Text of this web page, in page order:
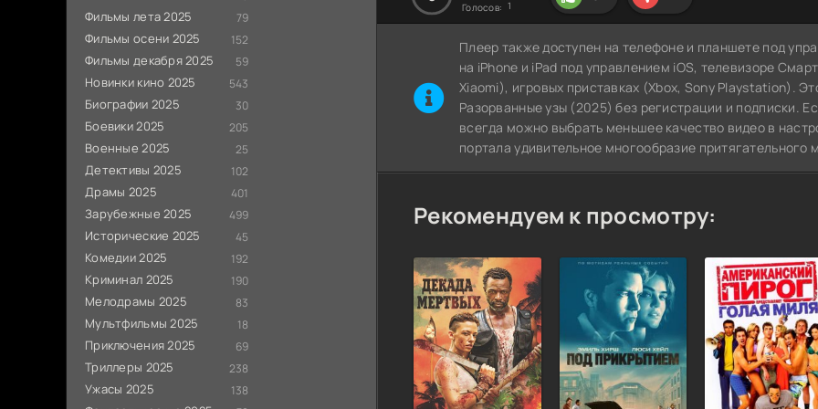
Фильмы лета 2025 79
Фильмы осени 2025 152
Фильмы декабря 2025 59
Новинки кино 2025 543
Биографии 2025 30
Боевики 2025 205
Военные 2025 25
Детективы 2025 102
Драмы 2025 401
Зарубежные 2025 499
Исторические 2025 45
Комедии 2025 192
Криминал 2025 190
Мелодрамы 2025 83
Мультфильмы 2025 18
Приключения 2025 69
Триллеры 2025 238
Ужасы 2025 138
Голосов: 1
Плеер также доступен на телефоне и планшете под
на iPhone и iPad под управлением iOS, телевизоре
Xiaomi), игровых приставках (Xbox, Sony Playstation).
Разорванные узы (2025) без регистрации и подписки.
всегда можно выбрать меньшее качество видео в
портала удивительное многообразие притягательного
Рекомендуем к просмотру: